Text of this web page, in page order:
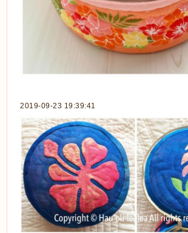
2019-09-23 19:39:41